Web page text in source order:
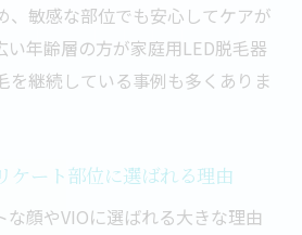
、敏感な部位でも安心してケアが
い年齢層の方が家庭用LED脱毛器
を継続している事例も多くありま
ケート部位に選ばれる理由
な顔やVIOに選ばれる大きな理由